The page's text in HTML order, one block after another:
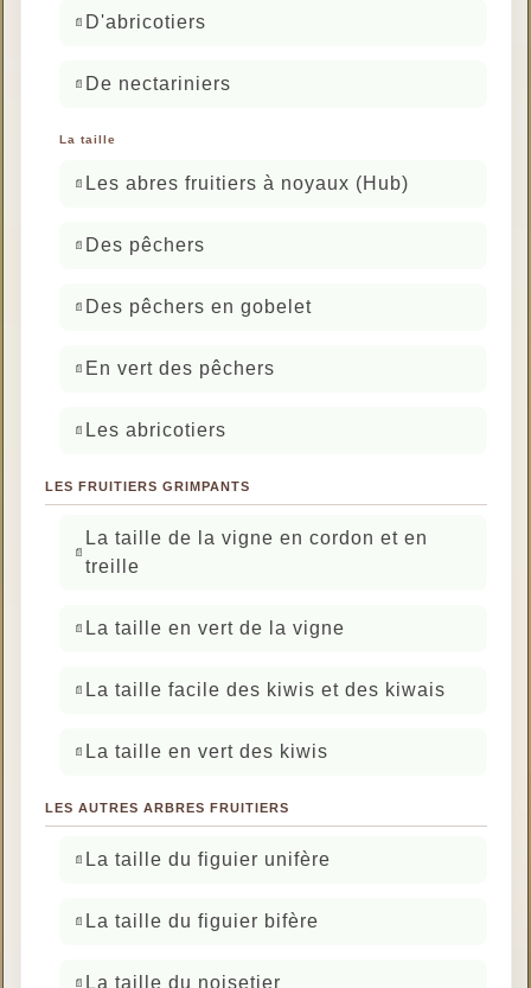
D'abricotiers
De nectariniers
La taille
Les abres fruitiers à noyaux (Hub)
Des pêchers
Des pêchers en gobelet
En vert des pêchers
Les abricotiers
LES FRUITIERS GRIMPANTS
La taille de la vigne en cordon et en
treille
La taille en vert de la vigne
La taille facile des kiwis et des kiwais
La taille en vert des kiwis
LES AUTRES ARBRES FRUITIERS
La taille du figuier unifère
La taille du figuier bifère
La taille du noisetier